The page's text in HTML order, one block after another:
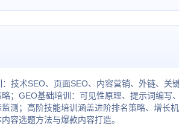
：技术SEO、页面SEO、内容营销、外链、关
；GEO基础培训：可见性原理、提示词编写
测；高阶技能培训涵盖进阶排名策略、增长
容选题方法与爆款内容打造。